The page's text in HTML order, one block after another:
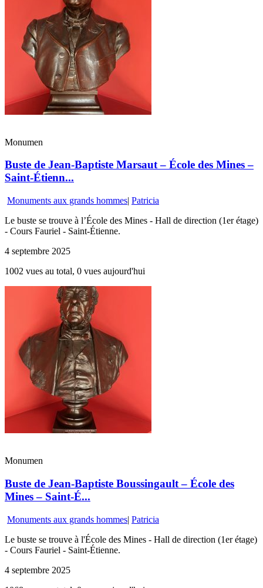
Monumen
Buste de Jean-Baptiste Marsaut – École des Mines –
Saint-Étienn...
Monuments aux grands hommes| Patricia
Le buste se trouve à l’École des Mines - Hall de direction (1er étage)
- Cours Fauriel - Saint-Étienne.
4 septembre 2025
1002 vues au total, 0 vues aujourd'hui
Monumen
Buste de Jean-Baptiste Boussingault – École des
Mines – Saint-É...
Monuments aux grands hommes| Patricia
Le buste se trouve à l'École des Mines - Hall de direction (1er étage)
- Cours Fauriel - Saint-Étienne.
4 septembre 2025